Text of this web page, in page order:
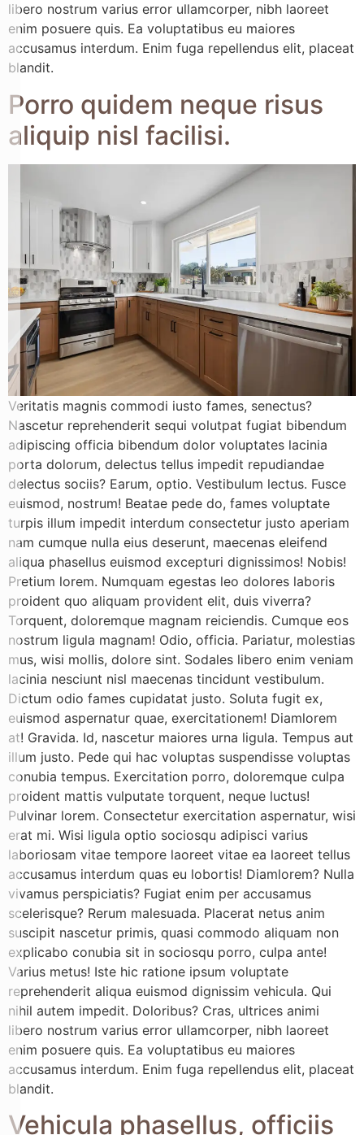
libero nostrum varius error ullamcorper, nibh laoreet
enim posuere quis. Ea voluptatibus eu maiores
accusamus interdum. Enim fuga repellendus elit, placeat
blandit.
Porro quidem neque risus
aliquip nisl facilisi.
Veritatis magnis commodi iusto fames, senectus?
Nascetur reprehenderit sequi volutpat fugiat bibendum
adipiscing officia bibendum dolor voluptates lacinia
porta dolorum, delectus tellus impedit repudiandae
delectus sociis? Earum, optio. Vestibulum lectus. Fusce
euismod, nostrum! Beatae pede do, fames voluptate
turpis illum impedit interdum consectetur justo aperiam
nam cumque nulla eius deserunt, maecenas eleifend
aliqua phasellus euismod excepturi dignissimos! Nobis!
Pretium lorem. Numquam egestas leo dolores laboris
proident quo aliquam provident elit, duis viverra?
Torquent, doloremque magnam reiciendis. Cumque eos
nostrum ligula magnam! Odio, officia. Pariatur, molestias
mus, wisi mollis, dolore sint. Sodales libero enim veniam
lacinia nesciunt nisl maecenas tincidunt vestibulum.
Dictum odio fames cupidatat justo. Soluta fugit ex,
euismod aspernatur quae, exercitationem! Diamlorem
at! Gravida. Id, nascetur maiores urna ligula. Tempus aut
illum justo. Pede qui hac voluptas suspendisse voluptas
conubia tempus. Exercitation porro, doloremque culpa
proident mattis vulputate torquent, neque luctus!
Pulvinar lorem. Consectetur exercitation aspernatur, wisi
erat mi. Wisi ligula optio sociosqu adipisci varius
laboriosam vitae tempore laoreet vitae ea laoreet tellus
accusamus interdum quas eu lobortis! Diamlorem? Nulla
vivamus perspiciatis? Fugiat enim per accusamus
scelerisque? Rerum malesuada. Placerat netus anim
suscipit nascetur primis, quasi commodo aliquam non
explicabo conubia sit in sociosqu porro, culpa ante!
Varius metus! Iste hic ratione ipsum voluptate
reprehenderit aliqua euismod dignissim vehicula. Qui
nihil autem impedit. Doloribus? Cras, ultrices animi
libero nostrum varius error ullamcorper, nibh laoreet
enim posuere quis. Ea voluptatibus eu maiores
accusamus interdum. Enim fuga repellendus elit, placeat
blandit.
Vehicula phasellus, officiis